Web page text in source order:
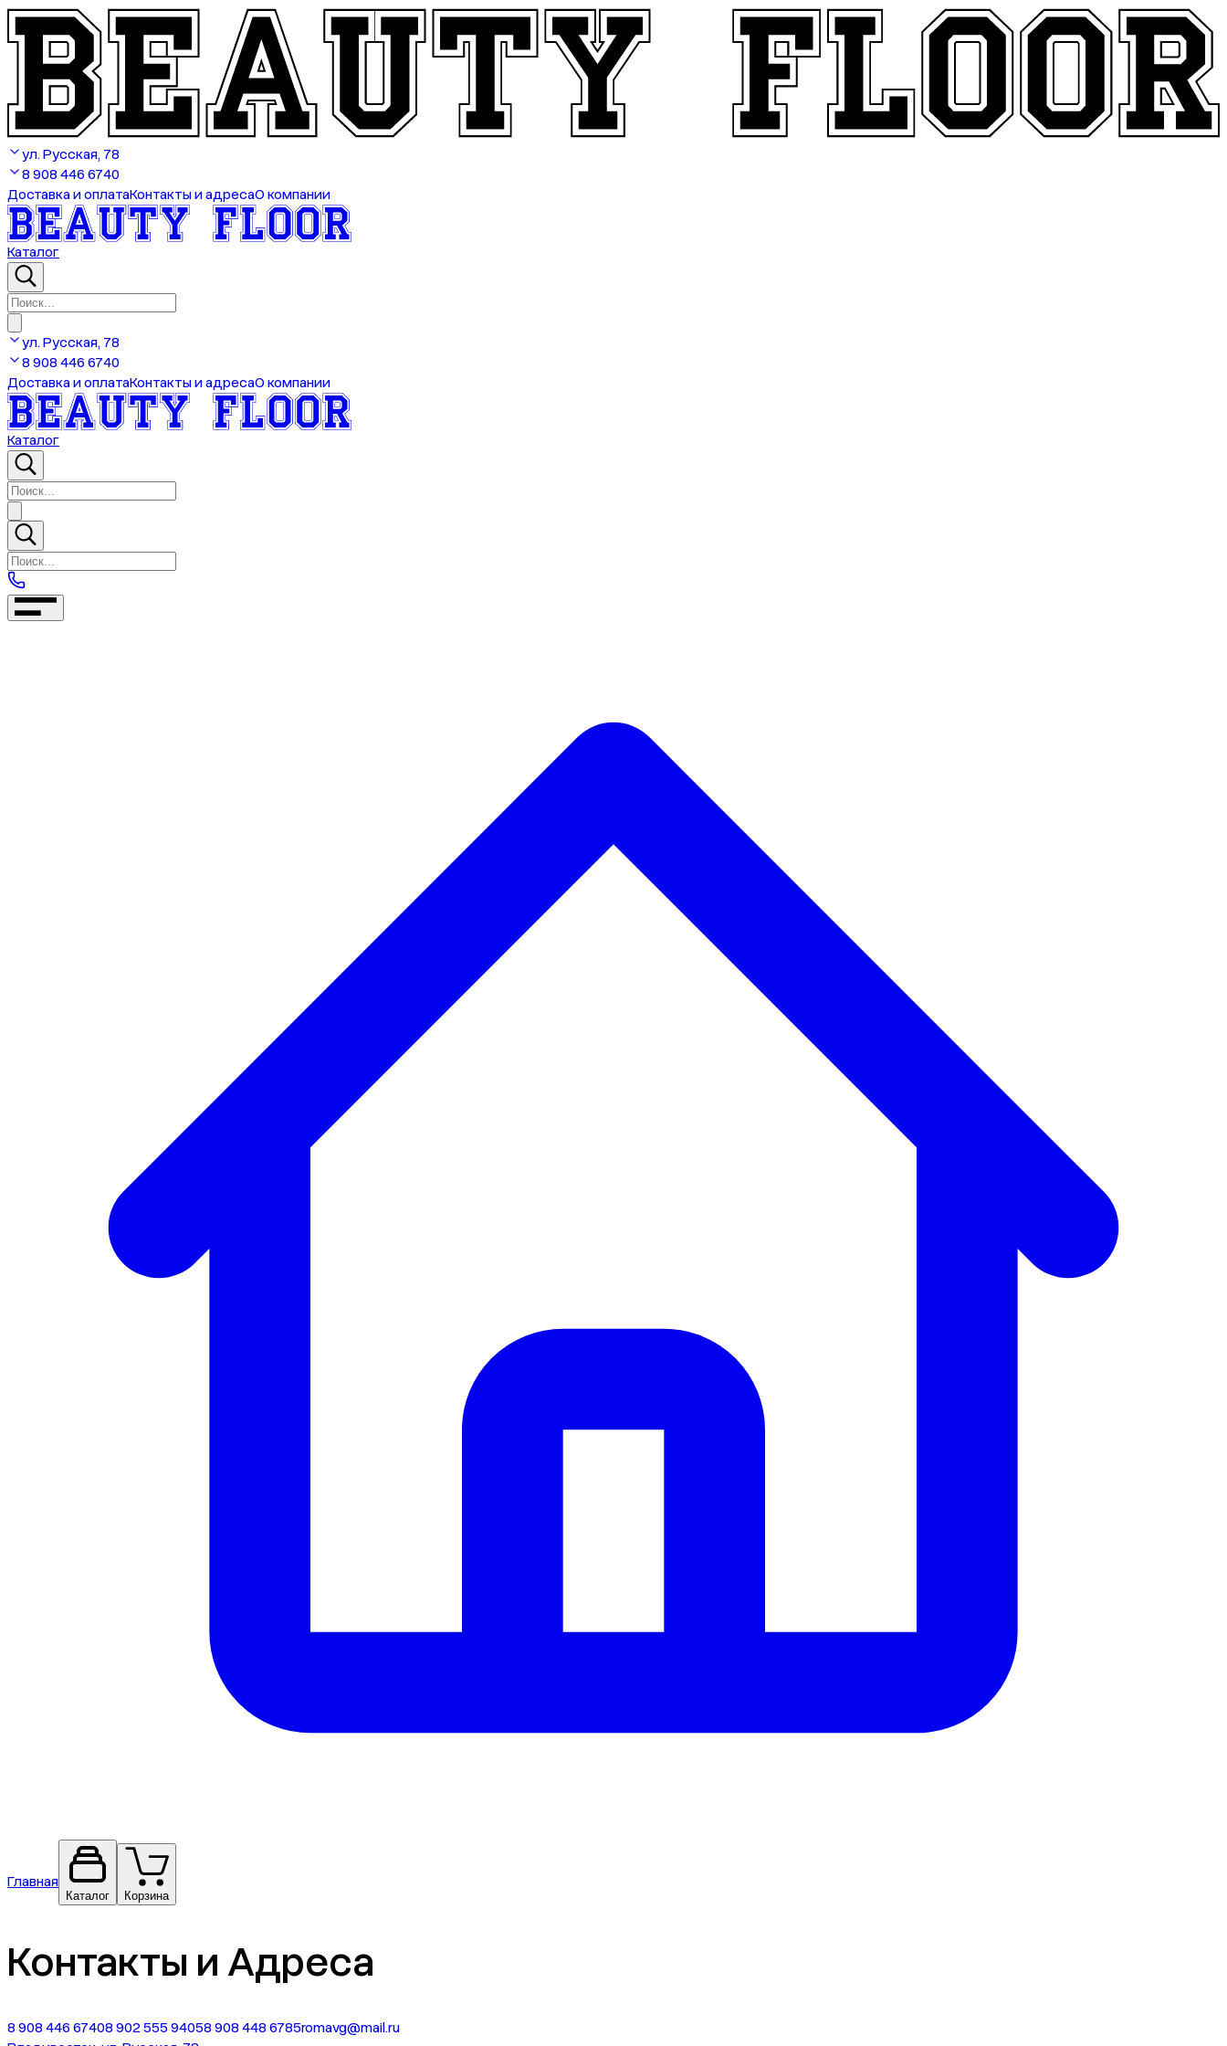
ул. Русская, 78
8 908 446 6740
Доставка и оплатаКонтакты и адресаО компании
Каталог
ул. Русская, 78
8 908 446 6740
Доставка и оплатаКонтакты и адресаО компании
Каталог
Главная
Каталог Корзина
Контакты и Адреса
8 908 446 67408 902 555 94058 908 448 6785romavg@mail.ru